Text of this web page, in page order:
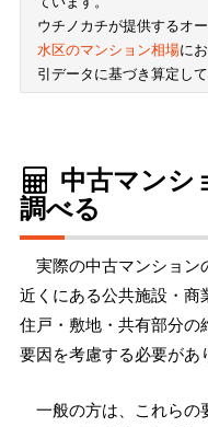
ウチノカチが提供するオ
水区のマンション相場に
引データに基づき算定して
中古マンシ
調べる
実際の中古マンション
近くにある公共施設・商
住戸・敷地・共有部分の
要因を考慮する必要があ
一般の方は、これらの